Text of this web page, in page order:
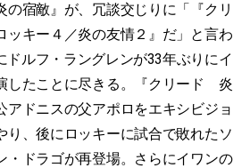
宿敵』が、冗談交じりに「『クリ
ッキー４／炎の友情２』だ」と言わ
ドルフ・ラングレンが33年ぶりにイ
したことに尽きる。『クリード 炎
アドニスの父アポロをエキシビジョ
り、後にロッキーに試合で敗れたソ
・ドラゴが再登場。さらにイワンの